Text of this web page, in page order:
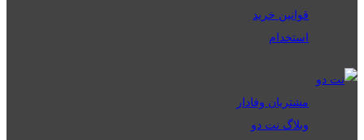
قوانین خرید
استخدام
مشتریان وفادار
وبلاگ نت دو